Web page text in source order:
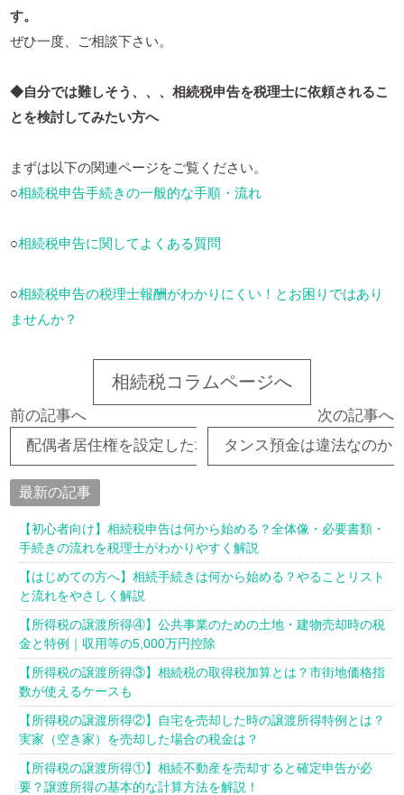
す。
ぜひ一度、ご相談下さい。
◆自分では難しそう、、、相続税申告を税理士に依頼されるこ
とを検討してみたい方へ
まずは以下の関連ページをご覧ください。
○相続税申告手続きの一般的な手順・流れ
○相続税申告に関してよくある質問
○相続税申告の税理士報酬がわかりにくい！とお困りではあり
ませんか？
相続税コラムページへ
前の記事へ
配偶者居住権を設定した場合にどれくらい相続税の
次の記事へ
タンス預金は違法なのか
最新の記事
【初心者向け】相続税申告は何から始める？全体像・必要書類・
手続きの流れを税理士がわかりやすく解説
【はじめての方へ】相続手続きは何から始める？やることリスト
と流れをやさしく解説
【所得税の譲渡所得④】公共事業のための土地・建物売却時の税
金と特例｜収用等の5,000万円控除
【所得税の譲渡所得③】相続税の取得税加算とは？市街地価格指
数が使えるケースも
【所得税の譲渡所得②】自宅を売却した時の譲渡所得特例とは？
実家（空き家）を売却した場合の税金は？
【所得税の譲渡所得①】相続不動産を売却すると確定申告が必
要？譲渡所得の基本的な計算方法を解説！